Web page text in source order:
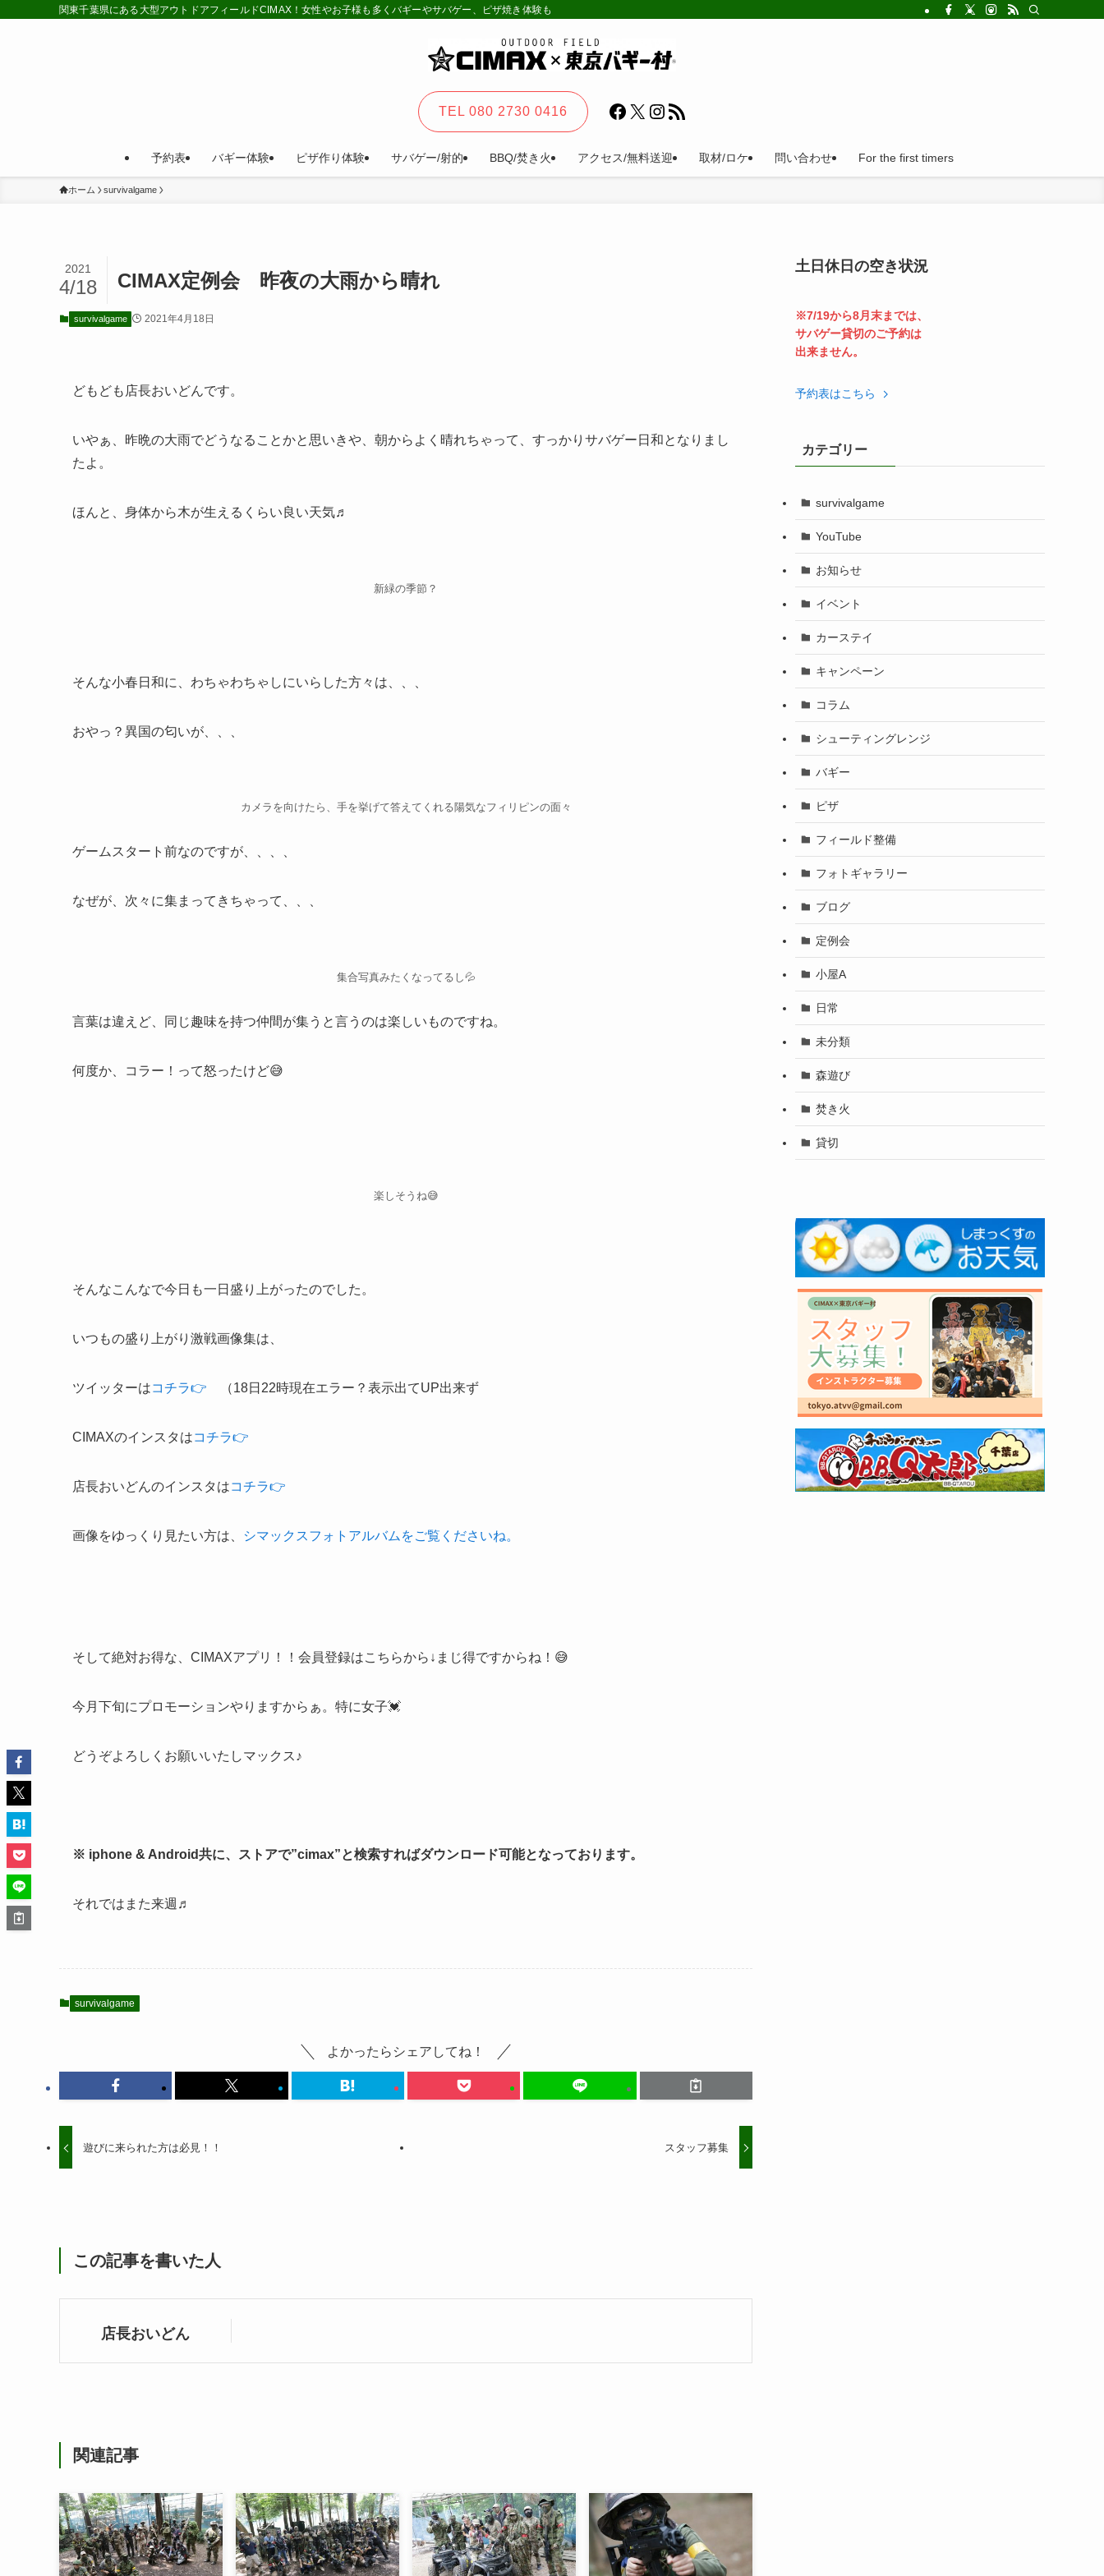
関東千葉県にある大型アウトドアフィールドCIMAX！女性やお子様も多くバギーやサバゲー、ピザ焼き体験も。カーステイ、キャンプ等一日楽しめる!法人の福利厚生利用にとても便利。
予約表 バギー体験 ピザ作り体験 サバゲー/射的 BBQ/焚き火 アクセス/無料送迎 取材/ロケ 問い合わせ For the first timers
TEL 080 2730 0416 Facebook
X Instagram
RSS フィード
ホーム survivalgame
CIMAX定例会 昨夜の大雨から晴れ
2021
4/18
survivalgame 2021年4月18日
どもども店長おいどんです。
いやぁ、昨晩の大雨でどうなることかと思いきや、朝からよく晴れちゃって、すっかりサバゲー日和となりまし
たよ。
ほんと、身体から木が生えるくらい良い天気♬
新緑の季節？
そんな小春日和に、わちゃわちゃしにいらした方々は、、、
おやっ？異国の匂いが、、、
カメラを向けたら、手を挙げて答えてくれる陽気なフィリピンの面々
ゲームスタート前なのですが、、、、
なぜが、次々に集まってきちゃって、、、
集合写真みたくなってるし💦
言葉は違えど、同じ趣味を持つ仲間が集うと言うのは楽しいものですね。
何度か、コラー！って怒ったけど😅
楽しそうね😅
そんなこんなで今日も一日盛り上がったのでした。
いつもの盛り上がり激戦画像集は、
ツイッターはコチラ👉 （18日22時現在エラー？表示出てUP出来ず
CIMAXのインスタはコチラ👉
店長おいどんのインスタはコチラ👉
画像をゆっくり見たい方は、 シマックスフォトアルバムをご覧くださいね。
そして絶対お得な、CIMAXアプリ！！会員登録はこちらから↓まじ得ですからね！😅
今月下旬にプロモーションやりますからぁ。特に女子💓
どうぞよろしくお願いいたしマックス♪
※ iphone & Android共に、ストアで”cimax”と検索すればダウンロード可能となっております。
それではまた来週♬
survivalgame
よかったらシェアしてね！
遊びに来られた方は必見！！ スタッフ募集
この記事を書いた人
店長おいどん
関連記事
土日休日の空き状況
※7/19から8月末までは、
サバゲー貸切のご予約は
出来ません。
予約表はこちら
カテゴリー
survivalgame
YouTube
お知らせ
イベント
カーステイ
キャンペーン
コラム
シューティングレンジ
バギー
ピザ
フィールド整備
フォトギャラリー
ブログ
定例会
小屋A
日常
未分類
森遊び
焚き火
貸切